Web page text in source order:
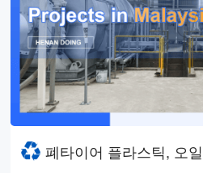
폐타이어 플라스틱, 오